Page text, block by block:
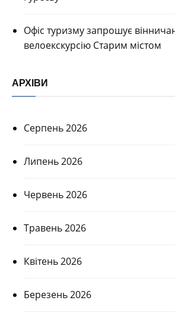
Офіс туризму запрошує
велоекскурсію Старим містом
АРХІВИ
Серпень 2026
Липень 2026
Червень 2026
Травень 2026
Квітень 2026
Березень 2026